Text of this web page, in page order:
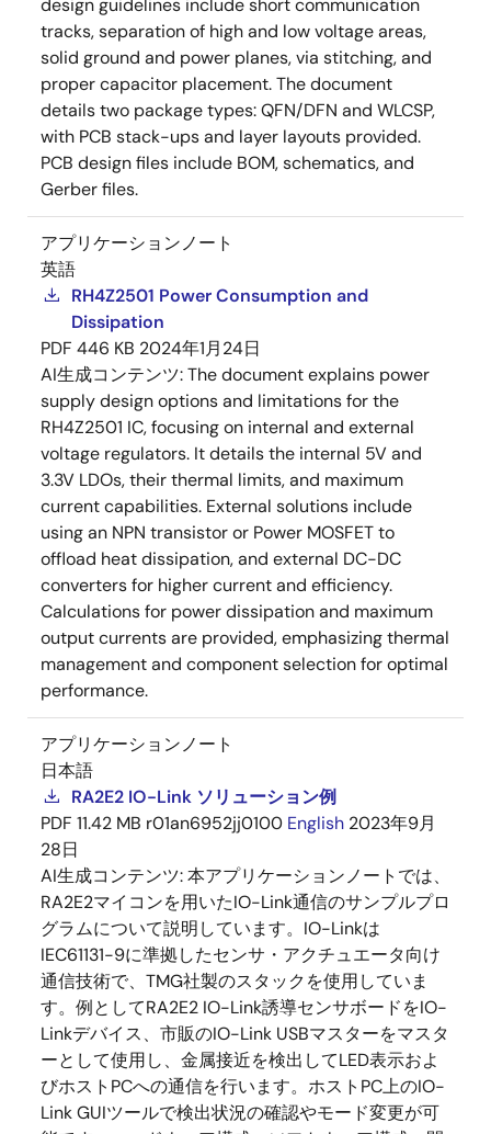
design guidelines include short communication
tracks, separation of high and low voltage areas,
solid ground and power planes, via stitching, and
proper capacitor placement. The document
details two package types: QFN/DFN and WLCSP,
with PCB stack-ups and layer layouts provided.
PCB design files include BOM, schematics, and
Gerber files.
アプリケーションノート
英語
RH4Z2501 Power Consumption and
Dissipation
PDF 446 KB 2024年1月24日
AI生成コンテンツ:The document explains power
supply design options and limitations for the
RH4Z2501 IC, focusing on internal and external
voltage regulators. It details the internal 5V and
3.3V LDOs, their thermal limits, and maximum
current capabilities. External solutions include
using an NPN transistor or Power MOSFET to
offload heat dissipation, and external DC-DC
converters for higher current and efficiency.
Calculations for power dissipation and maximum
output currents are provided, emphasizing thermal
management and component selection for optimal
performance.
アプリケーションノート
日本語
RA2E2 IO-Link ソリューション例
PDF 11.42 MB r01an6952jj0100 English 2023年9月
28日
AI生成コンテンツ:本アプリケーションノートでは、
RA2E2マイコンを用いたIO-Link通信のサンプルプロ
グラムについて説明しています。IO-Linkは
IEC61131-9に準拠したセンサ・アクチュエータ向け
通信技術で、TMG社製のスタックを使用していま
す。例としてRA2E2 IO-Link誘導センサボードをIO-
Linkデバイス、市販のIO-Link USBマスターをマスタ
ーとして使用し、金属接近を検出してLED表示およ
びホストPCへの通信を行います。ホストPC上のIO-
Link GUIツールで検出状況の確認やモード変更が可